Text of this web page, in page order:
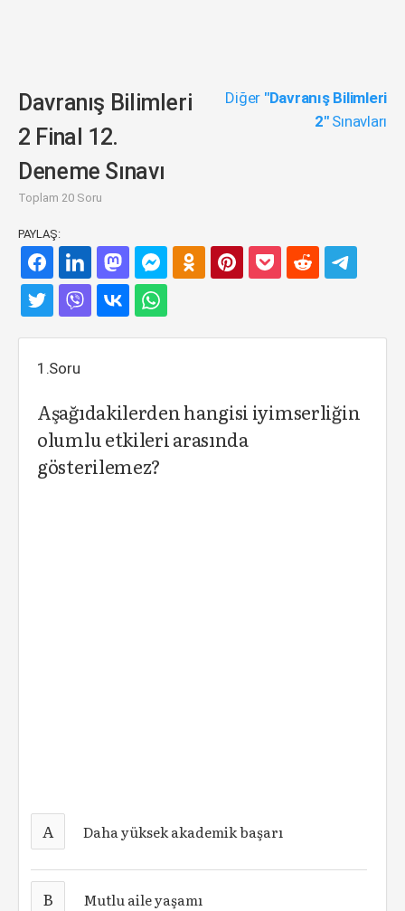
Davranış Bilimleri
2 Final 12.
Deneme Sınavı
Toplam 20 Soru
Diğer "Davranış Bilimleri
2"Sınavları
PAYLAŞ:
1.Soru
Aşağıdakilerden hangisi iyimserliğin
olumlu etkileri arasında
gösterilemez?
A Daha yüksek akademik başarı
B Mutlu aile yaşamı